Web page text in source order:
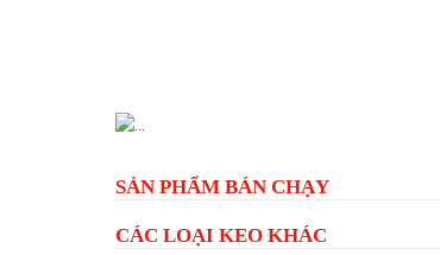
SẢN PHẨM BÁN CHẠY
CÁC LOẠI KEO KHÁC